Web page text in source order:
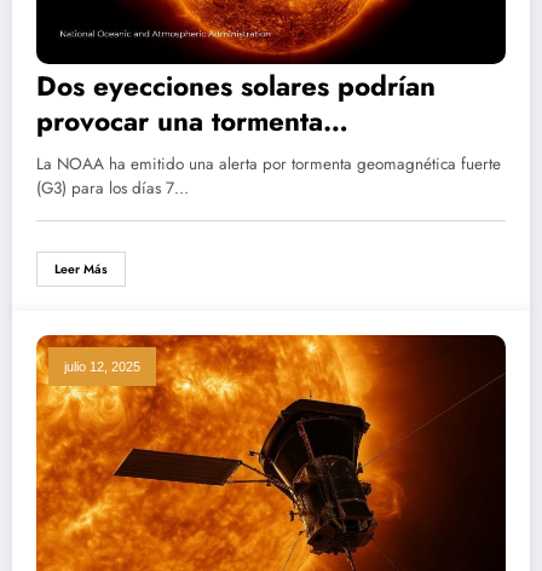
Dos eyecciones solares podrían
provocar una tormenta
geomagnética fuerte este fin de
semana
La NOAA ha emitido una alerta por tormenta geomagnética fuerte
(G3) para los días 7…
Leer Más
julio 12, 2025